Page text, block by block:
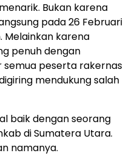
Bukan karena
pada 26 Februari
Melainkan karena
penuh dengan
semua peserta rakernas
mendukung salah
baik dengan seorang
di Sumatera Utara.
namanya.